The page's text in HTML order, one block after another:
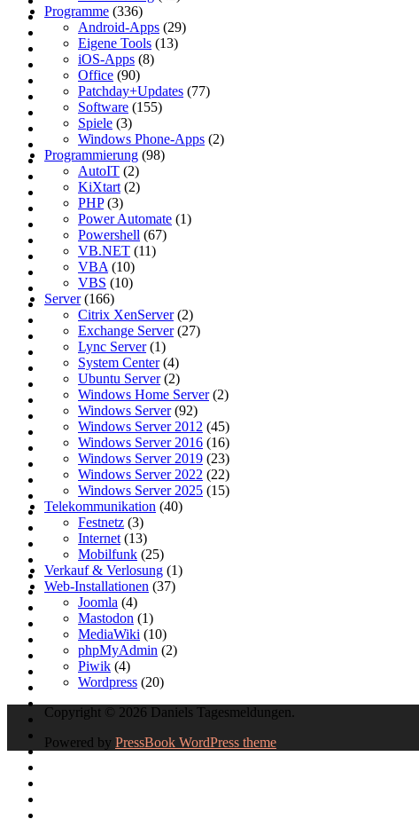
Programme (336)
Android-Apps (29)
Eigene Tools (13)
iOS-Apps (8)
Office (90)
Patchday+Updates (77)
Software (155)
Spiele (3)
Windows Phone-Apps (2)
Programmierung (98)
AutoIT (2)
KiXtart (2)
PHP(3)
Power Automate (1)
Powershell (67)
VB.NET (11)
VBA (10)
VBS (10)
Server(166)
Citrix XenServer(2)
Exchange Server(27)
Lync Server(1)
System Center(4)
Ubuntu Server(2)
Windows Home Server(2)
Windows Server(92)
Windows Server 2012 (45)
Windows Server 2016 (16)
Windows Server 2019 (23)
Windows Server 2022 (22)
Windows Server 2025 (15)
Telekommunikation (40)
Festnetz (3)
Internet (13)
Mobilfunk (25)
Verkauf & Verlosung (1)
Web-Installationen (37)
Joomla (4)
Mastodon (1)
MediaWiki (10)
phpMyAdmin (2)
Piwik (4)
Wordpress (20)
Copyright © 2026 Daniels Tagesmeldungen.
Powered by PressBook WordPress theme